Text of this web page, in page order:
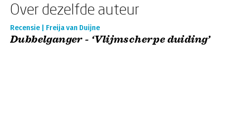
Over dezelfde auteur
Recensie | Freija van Duijne
Dubbelganger - ‘Vlijmscherpe duiding’